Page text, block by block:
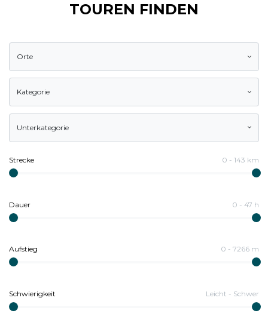
TOUREN FINDEN
Orte
Kategorie
Unterkategorie
Strecke 0 - 143 km
Dauer 0 - 47 h
Aufstieg 0 - 7266 m
Schwierigkeit Leicht - Schwer